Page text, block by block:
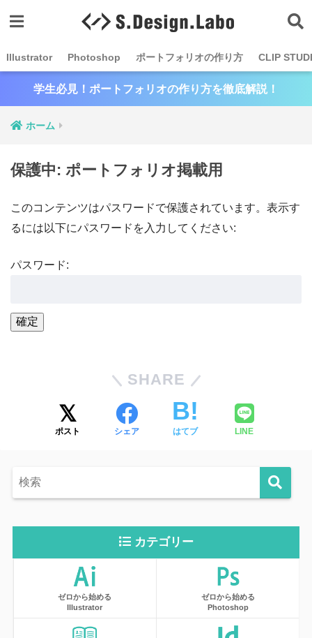
Illustrator Photoshop ポートフォリオの作り方 CLIP
学生必見！ポートフォリオの作り方を徹底解説！
ホーム
保護中: ポートフォリオ掲載用
このコンテンツはパスワードで保護されています。表示す
るには以下にパスワードを入力してください:
パスワード:
SHARE
ポスト シェア はてブ LINE
カテゴリー
ゼロから始める
Illustrator
ゼロから始める
Photoshop